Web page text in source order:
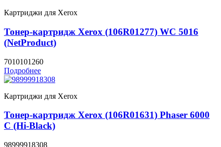
Картриджи для Xerox
Тонер-картридж Xerox (106R01277) WC 5016
(NetProduct)
7010101260
Подробнее
Картриджи для Xerox
Тонер-картридж Xerox (106R01631) Phaser 6000
C (Hi-Black)
98999918308